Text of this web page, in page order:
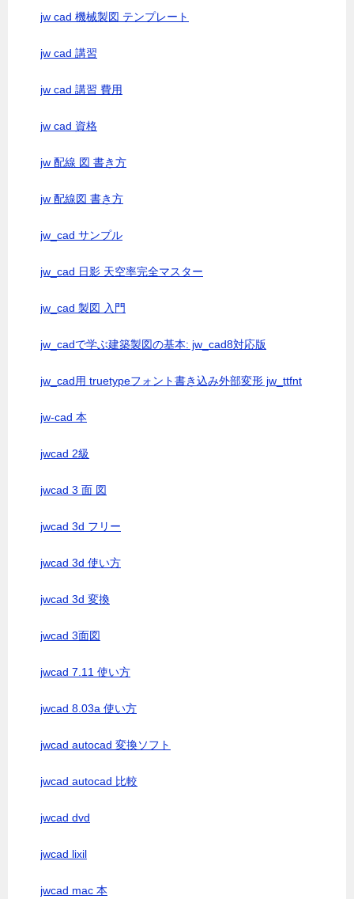
jw cad 機械製図 テンプレート
jw cad 講習
jw cad 講習 費用
jw cad 資格
jw 配線 図 書き方
jw 配線図 書き方
jw_cad サンプル
jw_cad 日影 天空率完全マスター
jw_cad 製図 入門
jw_cadで学ぶ建築製図の基本: jw_cad8対応版
jw_cad用 truetypeフォント書き込み外部変形 jw_ttfnt
jw-cad 本
jwcad 2級
jwcad 3 面 図
jwcad 3d フリー
jwcad 3d 使い方
jwcad 3d 変換
jwcad 3面図
jwcad 7.11 使い方
jwcad 8.03a 使い方
jwcad autocad 変換ソフト
jwcad autocad 比較
jwcad dvd
jwcad lixil
jwcad mac 本